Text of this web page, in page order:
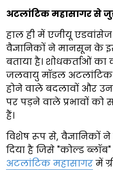
अटलांटिक महासागर से
हाल ही में एजीयू
वैज्ञानिकों ने मानसून के
बताया है। शोधकर्ताओं का
जलवायु मॉडल
होने वाले बदलावों और
पर पड़ने वाले प्रभावों
हैं।
विशेष रूप से, वैज्ञानिकों
दिया है जिसे "कोल्ड ब्लॉब"
अटलांटिक महासागर में